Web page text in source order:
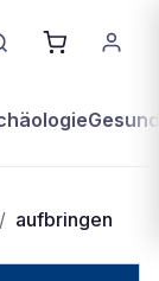
/ aufbringen